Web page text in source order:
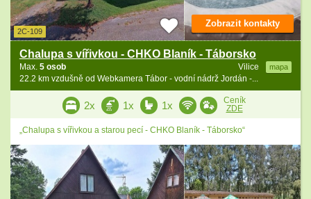
2C-109
Chalupa s vířivkou - CHKO Blaník - Táborsko
Vilice mapa
Max. 5 osob
22.2 km vzdušně od Webkamera Tábor - vodní nádrž Jordán -...
Zobrazit kontakty
2x 1x 1x
Ceník
ZDE
„Chalupa s vířivkou a starou pecí - CHKO Blaník - Táborsko“